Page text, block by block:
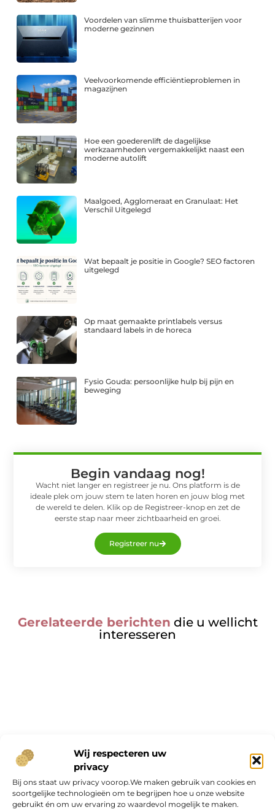
Wij respecteren uw
privacy
Bij ons staat uw privacy voorop.We maken gebruik van cookies en
soortgelijke technologieën om te begrijpen hoe u onze website
gebruikt én om uw ervaring zo waardevol mogelijk te maken.
Voordelen van slimme thuisbatterijen voor
moderne gezinnen
Veelvoorkomende efficiëntieproblemen in
magazijnen
Hoe een goederenlift de dagelijkse
werkzaamheden vergemakkelijkt naast een
moderne autolift
Maalgoed, Agglomeraat en Granulaat: Het
Verschil Uitgelegd
Wat bepaalt je positie in Google? SEO factoren
uitgelegd
Op maat gemaakte printlabels versus
standaard labels in de horeca
Fysio Gouda: persoonlijke hulp bij pijn en
beweging
Begin vandaag nog!
Wacht niet langer en registreer je nu. Ons platform is de
ideale plek om jouw stem te laten horen en jouw blog met
de wereld te delen. Klik op de Registreer-knop en zet de
eerste stap naar meer zichtbaarheid en groei.
Registreer nu
Gerelateerde berichten die u wellicht
interesseren
Onze informatie